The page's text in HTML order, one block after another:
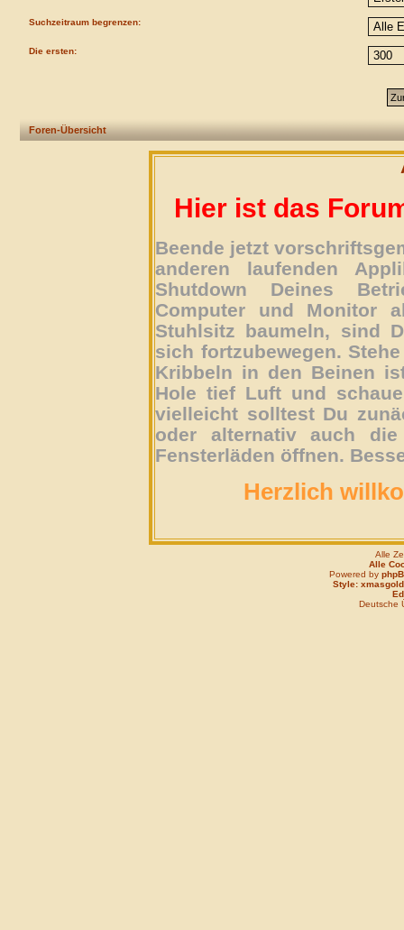
Suchzeitraum begrenzen:
Die ersten:
Foren-Übersicht
Hier ist das
Beende jetzt
anderen laufenden
Shutdown Deines
Computer und Monitor
Stuhlsitz baumeln, sind
sich fortzubewegen.
Kribbeln in den Beinen
Hole tief Luft und
vielleicht solltest Du
oder alternativ auch
Fensterläden öffnen.
Herzlich
Alle
Alle
Powered by
Style: xmasgold
Deutsche